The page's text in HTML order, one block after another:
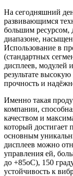
На сегодняшний
развивающимся
большим ресурсом,
диапазоне,
Использование в
(стандартных
дисплеев, модулей
результате
прочность и
Именно такая
компании,
качеством и
который достигает
основным
дисплеев можно
управления ей,
до +85оС), 150
устойчивость к